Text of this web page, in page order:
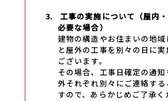
3.
工事の実施について（屋内
必要な場合）
建物の構造やお住まいの地域
と屋外の工事を別々の日に
ございます。
その場合、工事日確定の通
外それぞれ別々にご連絡する
すので、あらかじめご了承く